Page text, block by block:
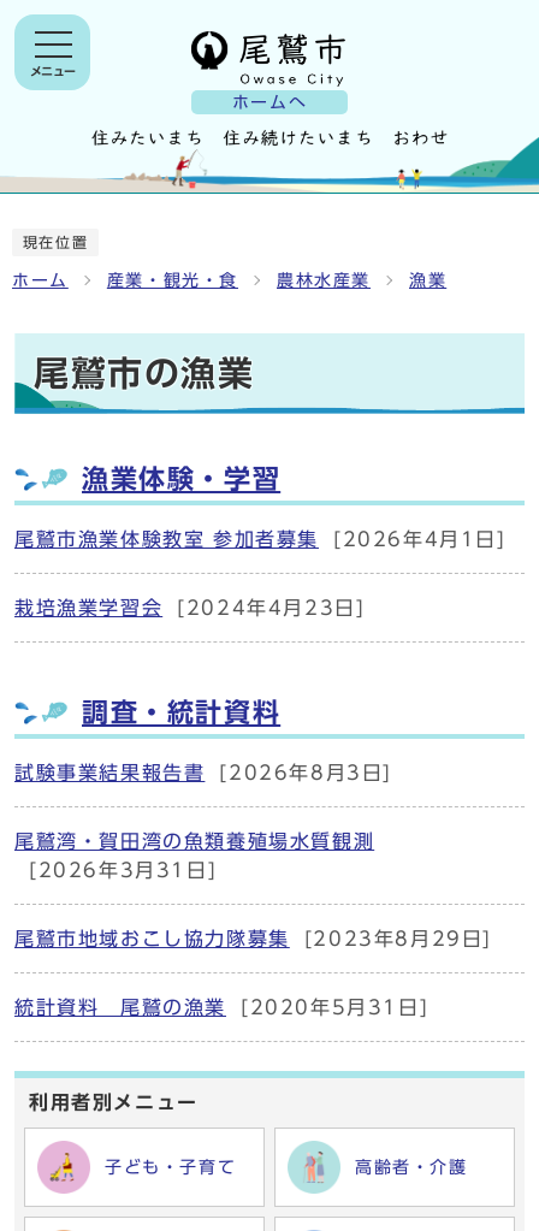
ホームへ
メニュー
現在位置
ホーム 産業・観光・食 農林水産業 漁業
尾鷲市の漁業
漁業体験・学習
尾鷲市漁業体験教室 参加者募集 [2026年4月1日]
栽培漁業学習会 [2024年4月23日]
調査・統計資料
試験事業結果報告書 [2026年8月3日]
尾鷲湾・賀田湾の魚類養殖場水質観測
[2026年3月31日]
尾鷲市地域おこし協力隊募集 [2023年8月29日]
統計資料 尾鷲の漁業 [2020年5月31日]
利用者別メニュー
子ども・子育て 高齢者・介護